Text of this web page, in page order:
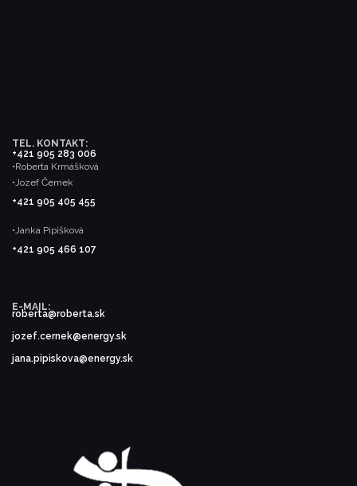
TEL. KONTAKT:
•Roberta Krmášková
+421 905 283 006
•Jozef Černek
+421 905 405 455
•Janka Pipíšková
+421 905 466 107
E-MAIL:
roberta@roberta.sk
jozef.cernek@energy.sk
jana.pipiskova@energy.sk